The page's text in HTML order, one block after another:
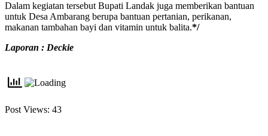
Dalam kegiatan tersebut Bupati Landak juga memberikan bantuan
untuk Desa Ambarang berupa bantuan pertanian, perikanan,
makanan tambahan bayi dan vitamin untuk balita.*/
Laporan : Deckie
Post Views: 43